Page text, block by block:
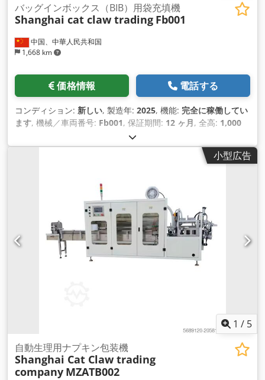
中国、中華人民共和国
1,668 km
バッグインボックス（BIB）用袋充填機
Shanghai cat claw trading Fb001
価格情報 電話する
コンディション: 新しい, 製造年: 2025, 機能: 完全に稼働してい
ます, 機械／車両番号: Fb001, 保証期間: 12 ヶ月, 全高: 1,000
1,100 mm
総重量:100 kg（キログラム）, サーボモーターの出力:1 ワッ
, 入力電圧:
, 装備: CEマーキング
小型広告
1 / 5
自動生理用ナプキン包装機
Shanghai Cat Claw trading
company MZATB002